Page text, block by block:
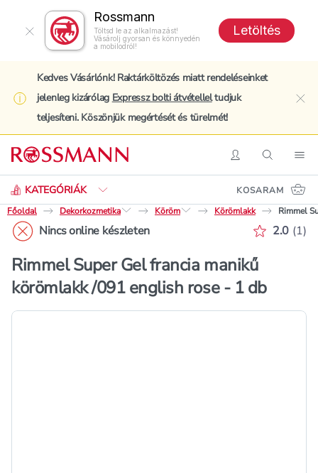
Rossmann
Töltsd le az alkalmazást!
Vásárolj gyorsan és könnyedén
a mobilodról!
Letöltés
Kedves Vásárlónk! Raktárköltözés miatt rendeléseinket
jelenleg kizárólag Expressz bolti átvételleltudjuk
teljesíteni. Köszönjük megértését és türelmét!
BelépésKeresés
KATEGÓRIÁK
Keresés
KOSARAM
Főoldal
Dekorkozmetika Köröm Körömlakk Rimmel
Nincs online készleten 2.0 (1)
Rimmel Super Gel francia manikű
körömlakk /091 english rose - 1 db